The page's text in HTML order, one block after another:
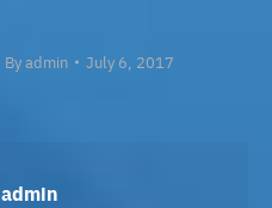
Byadmin July 6, 2017
admin